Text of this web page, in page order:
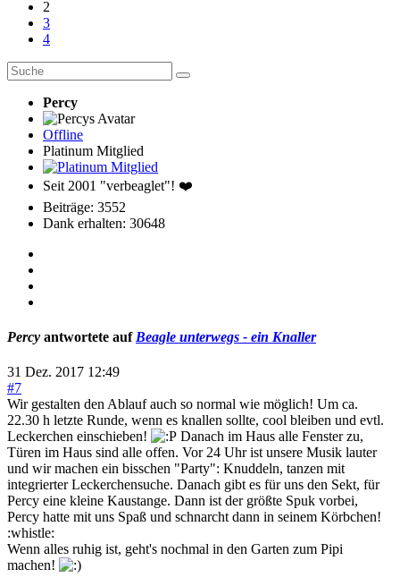
2
3
4
Percy
Offline
Platinum Mitglied
Seit 2001 "verbeaglet"! ❤️
Beiträge: 3552
Dank erhalten: 30648
Percy antwortete auf Beagle unterwegs - ein Knaller
31 Dez. 2017 12:49
#7
Wir gestalten den Ablauf auch so normal wie möglich! Um ca.
22.30 h letzte Runde, wenn es knallen sollte, cool bleiben und evtl.
Leckerchen einschieben!
Danach im Haus alle Fenster zu,
Türen im Haus sind alle offen. Vor 24 Uhr ist unsere Musik lauter
und wir machen ein bisschen "Party": Knuddeln, tanzen mit
integrierter Leckerchensuche. Danach gibt es für uns den Sekt, für
Percy eine kleine Kaustange. Dann ist der größte Spuk vorbei,
Percy hatte mit uns Spaß und schnarcht dann in seinem Körbchen!
:whistle:
Wenn alles ruhig ist, geht's nochmal in den Garten zum Pipi
machen!